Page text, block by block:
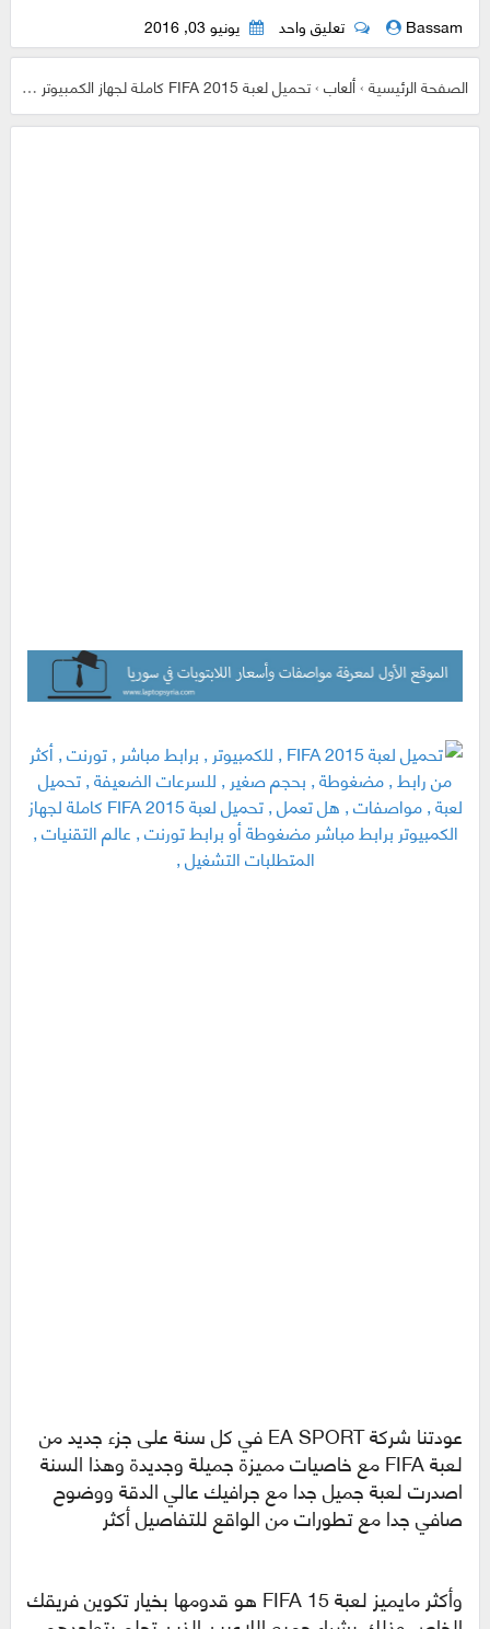
Bassam تعليق واحد يونيو 03, 2016
الصفحة الرئيسية›ألعاب›تحميل لعبة FIFA 2015 كاملة لجهاز الكمبيوتر برابط مباشر مضغوطة أو برابط تورنت
عودتنا شركة EA SPORT في كل سنة على جزء جديد من
لعبة FIFA مع خاصيات مميزة جميلة وجديدة وهذا السنة
اصدرت لعبة جميل جدا مع جرافيك عالي الدقة ووضوح
صافي جدا مع تطورات من الواقع للتفاصيل أكثر
وأكثر مايميز لعبة FIFA 15 هو قدومها بخيار تكوين فريقك